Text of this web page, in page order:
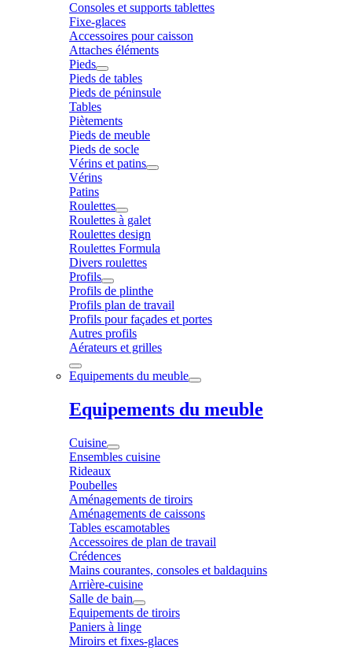
Consoles et supports tablettes
Fixe-glaces
Accessoires pour caisson
Attaches éléments
Pieds
Pieds de tables
Pieds de péninsule
Tables
Piètements
Pieds de meuble
Pieds de socle
Vérins et patins
Vérins
Patins
Roulettes
Roulettes à galet
Roulettes design
Roulettes Formula
Divers roulettes
Profils
Profils de plinthe
Profils plan de travail
Profils pour façades et portes
Autres profils
Aérateurs et grilles
Equipements du meuble
Equipements du meuble
Cuisine
Ensembles cuisine
Rideaux
Poubelles
Aménagements de tiroirs
Aménagements de caissons
Tables escamotables
Accessoires de plan de travail
Crédences
Mains courantes, consoles et baldaquins
Arrière-cuisine
Salle de bain
Equipements de tiroirs
Paniers à linge
Miroirs et fixes-glaces